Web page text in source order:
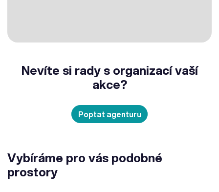
Nevíte si rady s organizací vaší
akce?
Poptat agenturu
Vybíráme pro vás podobné
prostory